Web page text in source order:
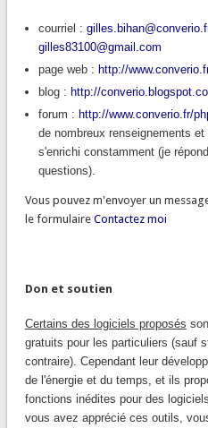
courriel :
gilles83100@gmail.com
page web : http://
blog : http://
forum : http://www.converio.fr/
de nombreux renseignements
s'enrichi constamment (je
questions).
Vous pouvez m'envoyer un
le formulaire Contactez moi
Don et soutien
Certains des logiciels proposés
gratuits pour les particuliers (sauf
contraire). Cependant leur
de l'énergie et du temps, et ils
fonctions inédites pour des
vous avez apprécié ces outils,